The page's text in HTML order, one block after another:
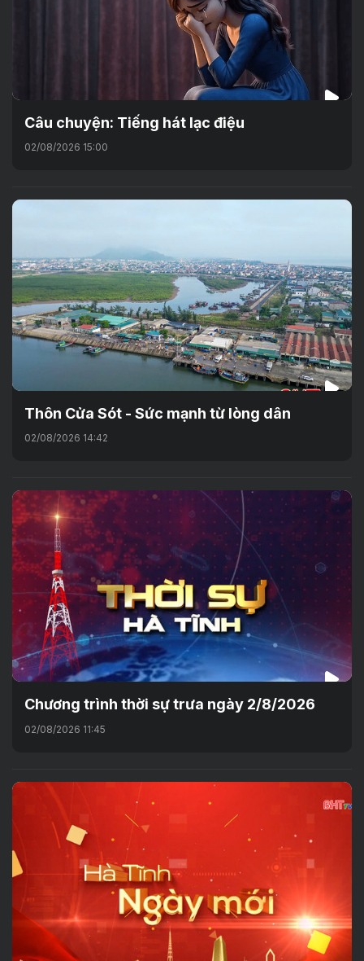
Câu chuyện: Tiếng hát lạc điệu
02/08/2026 15:00
Thôn Cửa Sót - Sức mạnh từ lòng dân
02/08/2026 14:42
Chương trình thời sự trưa ngày 2/8/2026
02/08/2026 11:45